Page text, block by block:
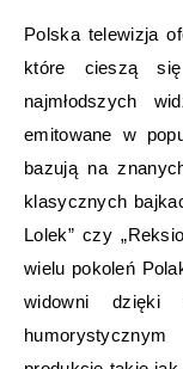
Polska telewizja
które cieszą się
najmłodszych
emitowane w
bazują na
klasycznych
Lolek” czy
wielu pokoleń
widowni dzięki